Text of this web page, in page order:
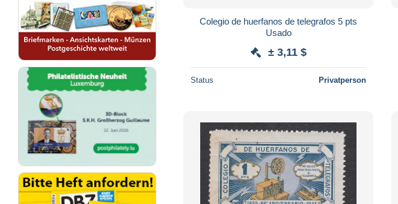
Colegio de huerfanos de telegrafos 5 pts
Usado
± 3,11 $
Status Privatperson